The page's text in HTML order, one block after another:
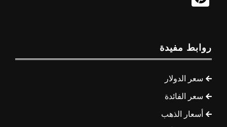
روابط مفيدة
سعر الدولار
سعر الفائدة
أسعار الذهب